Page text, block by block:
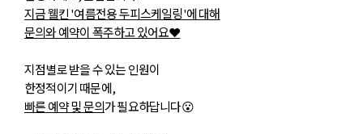
지금 웰킨 '여름전용 두피스케일링'에 대해
문의와 예약이 폭주하고 있어요❤️
지점별로 받을 수 있는 인원이
한정적이기 때문에,
빠른 예약 및 문의가 필요하답니다😮
문의내용
첨부파일
휴대폰 번호